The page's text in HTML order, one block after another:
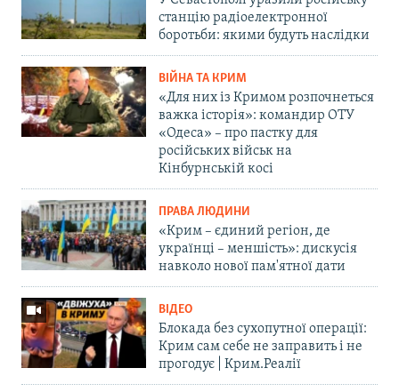
станцію радіоелектронної
боротьби: якими будуть наслідки
ВІЙНА ТА КРИМ
«Для них із Кримом розпочнеться
важка історія»: командир ОТУ
«Одеса» – про пастку для
російських військ на
Кінбурнській косі
ПРАВА ЛЮДИНИ
«Крим – єдиний регіон, де
українці – меншість»: дискусія
навколо нової пам'ятної дати
ВІДЕО
Блокада без сухопутної операції:
Крим сам себе не заправить і не
прогодує | Крим.Реалії